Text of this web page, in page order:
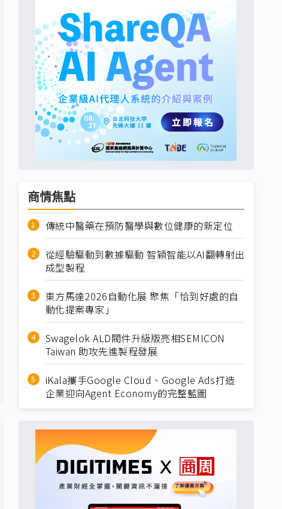
商情焦點
傳統中醫藥在預防醫學與數位健康的新定位
從經驗驅動到數據驅動 智穎智能以AI翻轉射出
成型製程
東方馬達2026自動化展 聚焦「恰到好處的自
動化提案專家」
Swagelok ALD閥件升級版亮相SEMICON
Taiwan 助攻先進製程發展
iKala攜手Google Cloud、Google Ads打造
企業迎向Agent Economy的完整藍圖